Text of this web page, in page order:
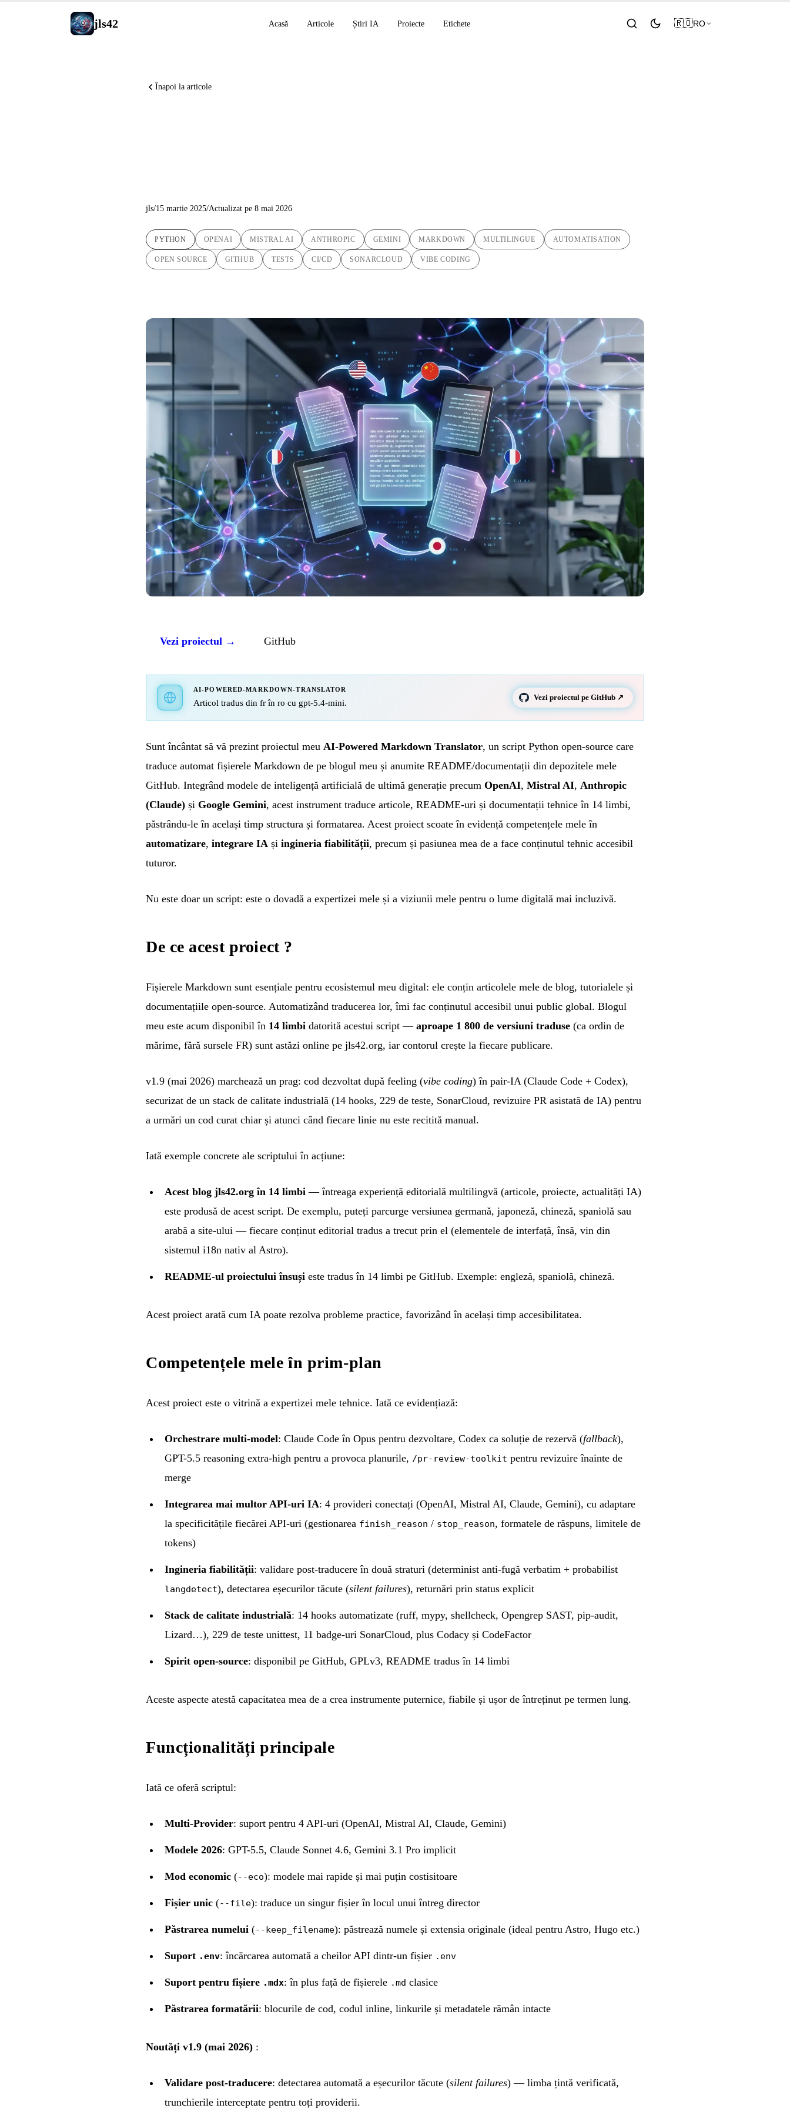
jls42 Acasă Articole Știri IA Proiecte Etichete 🇷🇴RO
Înapoi la articole
jls/15 martie 2025/Actualizat pe 8 mai 2026
PYTHON OPENAI MISTRAL AI ANTHROPIC GEMINI MARKDOWN MULTILINGUE AUTOMATISATION
OPEN SOURCE GITHUB TESTS CI/CD SONARCLOUD VIBE CODING
Vezi proiectul → GitHub
AI-POWERED-MARKDOWN-TRANSLATOR
Articol tradus din fr în ro cu gpt-5.4-mini.
Vezi proiectul pe GitHub ↗
Sunt încântat să vă prezint proiectul meu AI-Powered Markdown Translator, un script Python open-source care
traduce automat fișierele Markdown de pe blogul meu și anumite README/documentații din depozitele mele
GitHub. Integrând modele de inteligență artificială de ultimă generație precum OpenAI, Mistral AI, Anthropic
(Claude) și Google Gemini, acest instrument traduce articole, README-uri și documentații tehnice în 14 limbi,
păstrându-le în același timp structura și formatarea. Acest proiect scoate în evidență competențele mele în
automatizare, integrare IA și ingineria fiabilității, precum și pasiunea mea de a face conținutul tehnic accesibil
tuturor.
Nu este doar un script: este o dovadă a expertizei mele și a viziunii mele pentru o lume digitală mai incluzivă.
De ce acest proiect ?
Fișierele Markdown sunt esențiale pentru ecosistemul meu digital: ele conțin articolele mele de blog, tutorialele și
documentațiile open-source. Automatizând traducerea lor, îmi fac conținutul accesibil unui public global. Blogul
meu este acum disponibil în 14 limbi datorită acestui script — aproape 1 800 de versiuni traduse (ca ordin de
mărime, fără sursele FR) sunt astăzi online pe jls42.org, iar contorul crește la fiecare publicare.
v1.9 (mai 2026) marchează un prag: cod dezvoltat după feeling (vibe coding) în pair-IA (Claude Code + Codex),
securizat de un stack de calitate industrială (14 hooks, 229 de teste, SonarCloud, revizuire PR asistată de IA) pentru
a urmări un cod curat chiar și atunci când fiecare linie nu este recitită manual.
Iată exemple concrete ale scriptului în acțiune:
Acest blog jls42.org în 14 limbi — întreaga experiență editorială multilingvă (articole, proiecte, actualități IA)
este produsă de acest script. De exemplu, puteți parcurge versiunea germană, japoneză, chineză, spaniolă sau
arabă a site-ului — fiecare conținut editorial tradus a trecut prin el (elementele de interfață, însă, vin din
sistemul i18n nativ al Astro).
README-ul proiectului însuși este tradus în 14 limbi pe GitHub. Exemple: engleză, spaniolă, chineză.
Acest proiect arată cum IA poate rezolva probleme practice, favorizând în același timp accesibilitatea.
Competențele mele în prim-plan
Acest proiect este o vitrină a expertizei mele tehnice. Iată ce evidențiază:
Orchestrare multi-model: Claude Code în Opus pentru dezvoltare, Codex ca soluție de rezervă (fallback),
GPT-5.5 reasoning extra-high pentru a provoca planurile, /pr-review-toolkit pentru revizuire înainte de
merge
Integrarea mai multor API-uri IA: 4 provideri conectați (OpenAI, Mistral AI, Claude, Gemini), cu adaptare
la specificitățile fiecărei API-uri (gestionarea finish_reason / stop_reason, formatele de răspuns, limitele de
tokens)
Ingineria fiabilității: validare post-traducere în două straturi (determinist anti-fugă verbatim + probabilist
langdetect), detectarea eșecurilor tăcute (silent failures), returnări prin status explicit
Stack de calitate industrială: 14 hooks automatizate (ruff, mypy, shellcheck, Opengrep SAST, pip-audit,
Lizard…), 229 de teste unittest, 11 badge-uri SonarCloud, plus Codacy și CodeFactor
Spirit open-source: disponibil pe GitHub, GPLv3, README tradus în 14 limbi
Aceste aspecte atestă capacitatea mea de a crea instrumente puternice, fiabile și ușor de întreținut pe termen lung.
Funcționalități principale
Iată ce oferă scriptul:
Multi-Provider: suport pentru 4 API-uri (OpenAI, Mistral AI, Claude, Gemini)
Modele 2026: GPT-5.5, Claude Sonnet 4.6, Gemini 3.1 Pro implicit
Mod economic (--eco): modele mai rapide și mai puțin costisitoare
Fișier unic (--file): traduce un singur fișier în locul unui întreg director
Păstrarea numelui (--keep_filename): păstrează numele și extensia originale (ideal pentru Astro, Hugo etc.)
Suport .env: încărcarea automată a cheilor API dintr-un fișier .env
Suport pentru fișiere .mdx: în plus față de fișierele .md clasice
Păstrarea formatării: blocurile de cod, codul inline, linkurile și metadatele rămân intacte
Noutăți v1.9 (mai 2026) :
Validare post-traducere: detectarea automată a eșecurilor tăcute (silent failures) — limba țintă verificată,
trunchierile interceptate pentru toți providerii.